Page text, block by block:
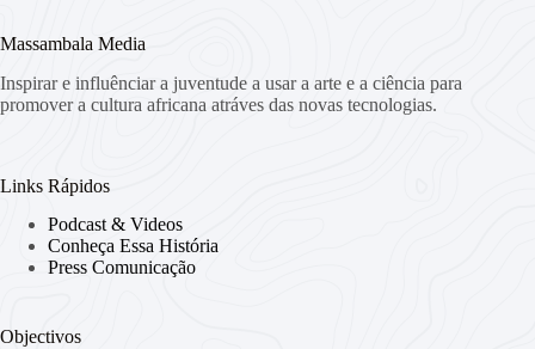
Massambala Media
Inspirar e influênciar a juventude a usar a arte e a ciência para
promover a cultura africana atráves das novas tecnologias.
Links Rápidos
Podcast & Videos
Conheça Essa História
Press Comunicação
Objectivos